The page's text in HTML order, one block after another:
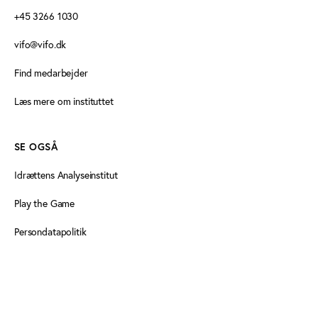
+45 3266 1030
vifo@vifo.dk
Find medarbejder
Læs mere om instituttet
SE OGSÅ
Idrættens Analyseinstitut
Play the Game
Persondatapolitik